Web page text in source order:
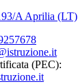
A Aprilia (LT)
(PEC):